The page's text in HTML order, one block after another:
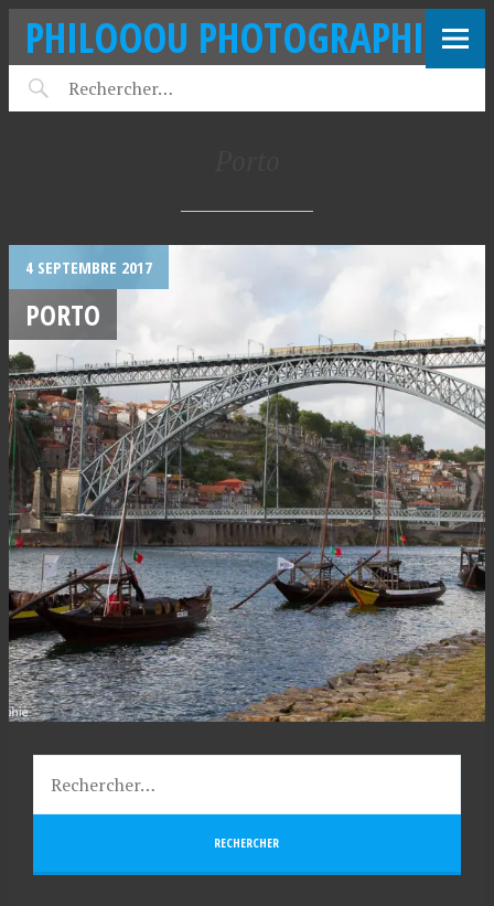
PHILOOOU PHOTOGRAPHIE
4 SEPTEMBRE 2017
PORTO